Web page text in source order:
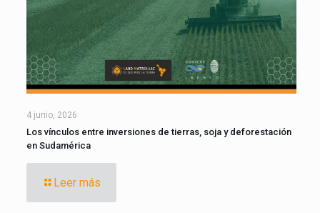
4 junio, 2026
Los vínculos entre inversiones de tierras, soja y deforestación
en Sudamérica
Leer más